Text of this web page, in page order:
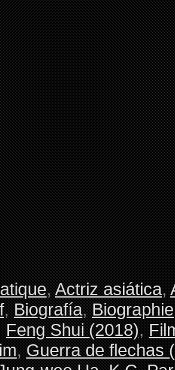
,Actriz asiática,
,Biografía,Biographie
Feng Shui (2018),
,Guerra de flechas